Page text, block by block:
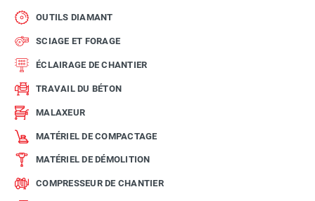
OUTILS DIAMANT
SCIAGE ET FORAGE
ÉCLAIRAGE DE CHANTIER
TRAVAIL DU BÉTON
MALAXEUR
MATÉRIEL DE COMPACTAGE
MATÉRIEL DE DÉMOLITION
COMPRESSEUR DE CHANTIER